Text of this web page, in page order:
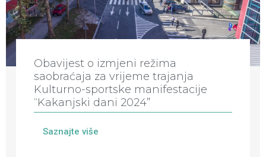
Obavijest o izmjeni režima
saobraćaja za vrijeme trajanja
Kulturno-sportske manifestacije
“Kakanjski dani 2024”
Saznajte više